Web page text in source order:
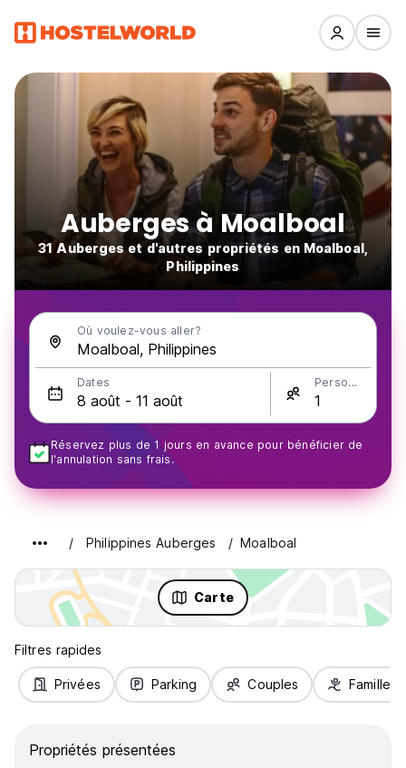
Auberges à Moalboal
31 Auberges et d'autres propriétés en Moalboal,
Philippines
Où voulez-vous aller?
Dates Personnes
Réservez plus de 1 jours en avance pour bénéficier de
l'annulation sans frais.
Philippines Auberges Moalboal
Carte
Filtres rapides
Privées Parking Couples Familles
Propriétés présentées